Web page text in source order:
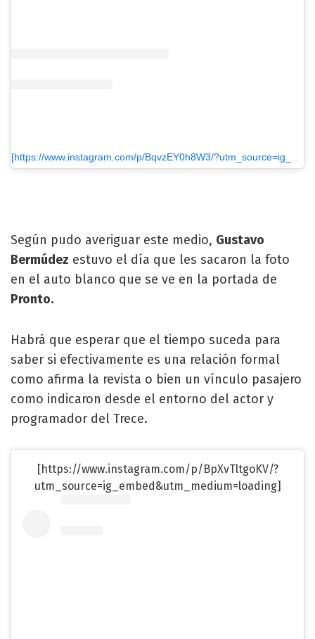
Según pudo averiguar este medio, Gustavo
Bermúdez estuvo el día que les sacaron la foto
en el auto blanco que se ve en la portada de
Pronto.
Habrá que esperar que el tiempo suceda para
saber si efectivamente es una relación formal
como afirma la revista o bien un vínculo pasajero
como indicaron desde el entorno del actor y
programador del Trece.
[https://www.instagram.com/p/BpXvTltgoKV/?
utm_source=ig_embed&utm_medium=loading]